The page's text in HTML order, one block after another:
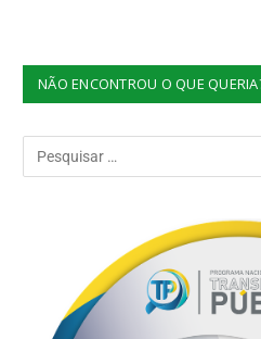
NÃO ENCONTROU O QUE